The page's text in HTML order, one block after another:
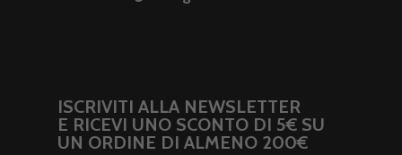
ISCRIVITI ALLA NEWSLETTER
E RICEVI UNO SCONTO DI 5€ SU
UN ORDINE DI ALMENO 200€